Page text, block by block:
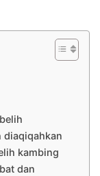
diaqiqahkan
kambing
dan